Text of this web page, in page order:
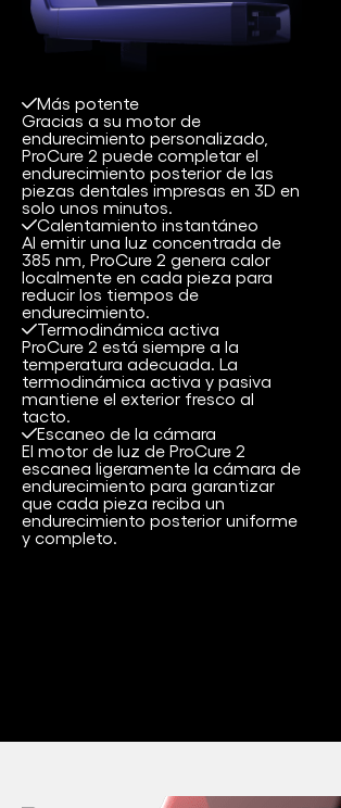
Más potente
Gracias a su motor de
endurecimiento personalizado,
ProCure 2 puede completar el
endurecimiento posterior de las
piezas dentales impresas en 3D en
solo unos minutos.
Calentamiento instantáneo
Al emitir una luz concentrada de
385 nm, ProCure 2 genera calor
localmente en cada pieza para
reducir los tiempos de
endurecimiento.
Termodinámica activa
ProCure 2 está siempre a la
temperatura adecuada. La
termodinámica activa y pasiva
mantiene el exterior fresco al
tacto.
Escaneo de la cámara
El motor de luz de ProCure 2
escanea ligeramente la cámara de
endurecimiento para garantizar
que cada pieza reciba un
endurecimiento posterior uniforme
y completo.